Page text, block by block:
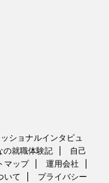
ショナルインタビュ
の就職体験記
自己
マップ
運用会社
いて
プライバシー